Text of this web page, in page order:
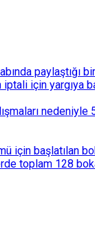
iptali için yargıya
için
toplam